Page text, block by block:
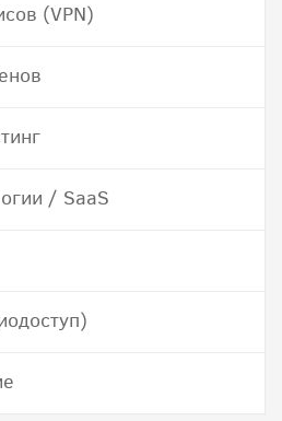
(VPN)
/ SaaS